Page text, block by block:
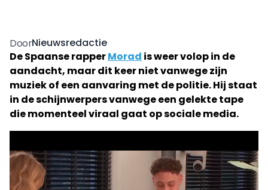
DoorNieuwsredactie
De Spaanse rapperMorad is weer volop in de
aandacht, maar dit keer niet vanwege zijn
muziek of een aanvaring met de politie. Hij staat
in de schijnwerpers vanwege een gelekte tape
die momenteel viraal gaat op sociale media.